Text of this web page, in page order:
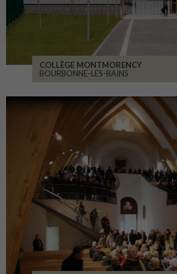
COLLÈGE MONTMORENCY
BOURBONNE-LES-BAINS